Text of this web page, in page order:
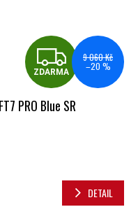
ZDARMA
9 060 Kč
–20 %
PRO Blue SR
DETAIL